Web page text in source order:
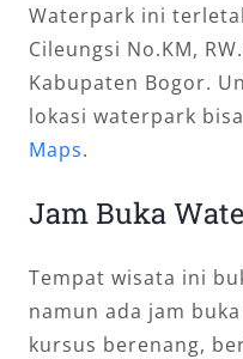
Waterpark ini
Cileungsi No.KM,
Kabupaten Bogor.
lokasi waterpark
Maps.
Jam Buka
Tempat wisata ini
namun ada jam
kursus berenang,